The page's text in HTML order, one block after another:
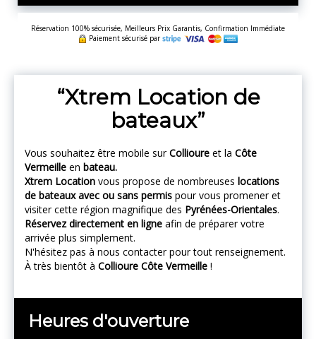
Réservation 100% sécurisée, Meilleurs Prix Garantis, Confirmation Immédiate
Paiement sécurisé par
Xtrem Location de
bateaux
Vous souhaitez être mobile surCollioure et la Côte
Vermeille en bateau.
Xtrem Location vous propose de nombreuses locations
de bateaux avec ou sans permis pour vous promener et
visiter cette région magnifique des Pyrénées-Orientales.
Réservez directement en ligne afin de préparer votre
arrivée plus simplement.
N'hésitez pas à nous contacter pour tout renseignement.
À très bientôt à Collioure Côte Vermeille !
Heures d'ouverture